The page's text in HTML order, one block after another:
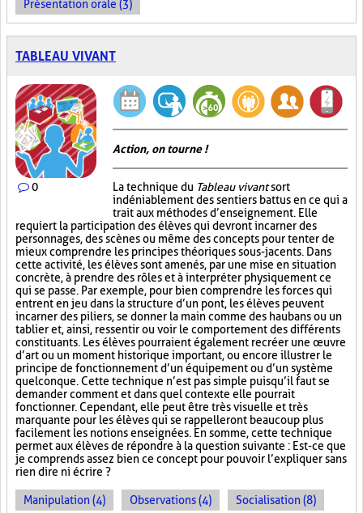
Présentation orale (3)
TABLEAU VIVANT
0
Action, on tourne !
La technique du Tableau vivantsort
indéniablement des sentiers battus en ce qui a
trait aux méthodes d’enseignement. Elle
requiert la participation des élèves qui devront incarner des
personnages, des scènes ou même des concepts pour tenter de
mieux comprendre les principes théoriques sous-jacents. Dans
cette activité, les élèves sont amenés, par une mise en situation
concrète, à prendre des rôles et à interpréter physiquement ce
qui se passe. Par exemple, pour bien comprendre les forces qui
entrent en jeu dans la structure d’un pont, les élèves peuvent
incarner des piliers, se donner la main comme des haubans ou un
tablier et, ainsi, ressentir ou voir le comportement des différents
constituants. Les élèves pourraient également recréer une œuvre
d’art ou un moment historique important, ou encore illustrer le
principe de fonctionnement d’un équipement ou d’un système
quelconque. Cette technique n’est pas simple puisqu’il faut se
demander comment et dans quel contexte elle pourrait
fonctionner. Cependant, elle peut être très visuelle et très
marquante pour les élèves qui se rappelleront beaucoup plus
facilement les notions enseignées. En somme, cette technique
permet aux élèves de répondre à la question suivante : Est-ce que
je comprends assez bien ce concept pour pouvoir l’expliquer sans
rien dire ni écrire ?
Manipulation (4) Observations (4) Socialisation (8)